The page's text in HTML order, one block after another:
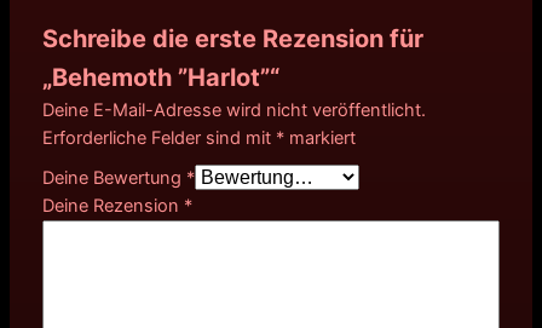
Schreibe die erste Rezension für
„Behemoth ”Harlot”“
Deine E-Mail-Adresse wird nicht veröffentlicht.
Erforderliche Felder sind mit *markiert
Deine Bewertung *
Deine Rezension *